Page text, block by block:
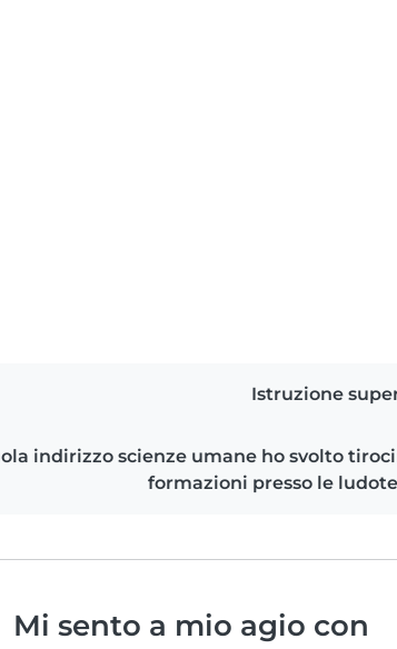
Istruzione
indirizzo scienze umane ho svolto
formazioni presso le
Mi sento a mio agio con